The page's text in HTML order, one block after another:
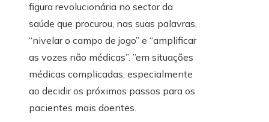
figura revolucionária no sector da
saúde que procurou, nas suas palavras,
“nivelar o campo de jogo” e “amplificar
as vozes não médicas”. ”em situações
médicas complicadas, especialmente
ao decidir os próximos passos para os
pacientes mais doentes.